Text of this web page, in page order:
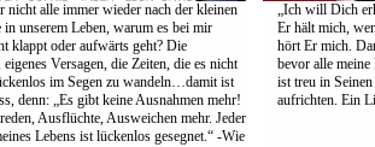
nicht alle immer wieder nach der kleinen
in unserem Leben, warum es bei mir
klappt oder aufwärts geht? Die
Versagen, die Zeiten, die es nicht
im Segen zu wandeln…damit ist
denn: „Es gibt keine Ausnahmen mehr!
Ausflüchte, Ausweichen mehr. Jeder
Lebens ist lückenlos gesegnet.“ -Wie
„Ich will Dich
Er hält mich,
hört Er mich.
bevor alle
ist treu in
aufrichten. Ein